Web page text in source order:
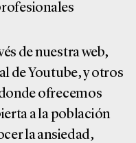
de nuestra web,
de Youtube, y otros
ofrecemos
a la población
la ansiedad,